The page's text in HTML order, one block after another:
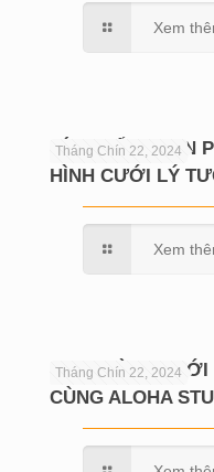
Xem
Tháng Chín 22, 2024
BÍ QUYẾT CHỌN
HÌNH CƯỚI LÝ
Xem
Tháng Chín 22, 2024
CHỤP HÌNH
CÙNG ALOHA